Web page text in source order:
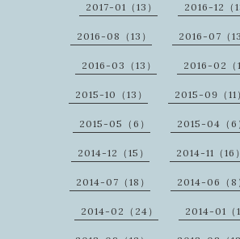
2017-01（13） 2016-12（
2016-08（13） 2016-07（13
2016-03（13） 2016-02（
2015-10（13） 2015-09（11
2015-05（6） 2015-04（6
2014-12（15） 2014-11（16）
2014-07（18） 2014-06（8
2014-02（24） 2014-01（